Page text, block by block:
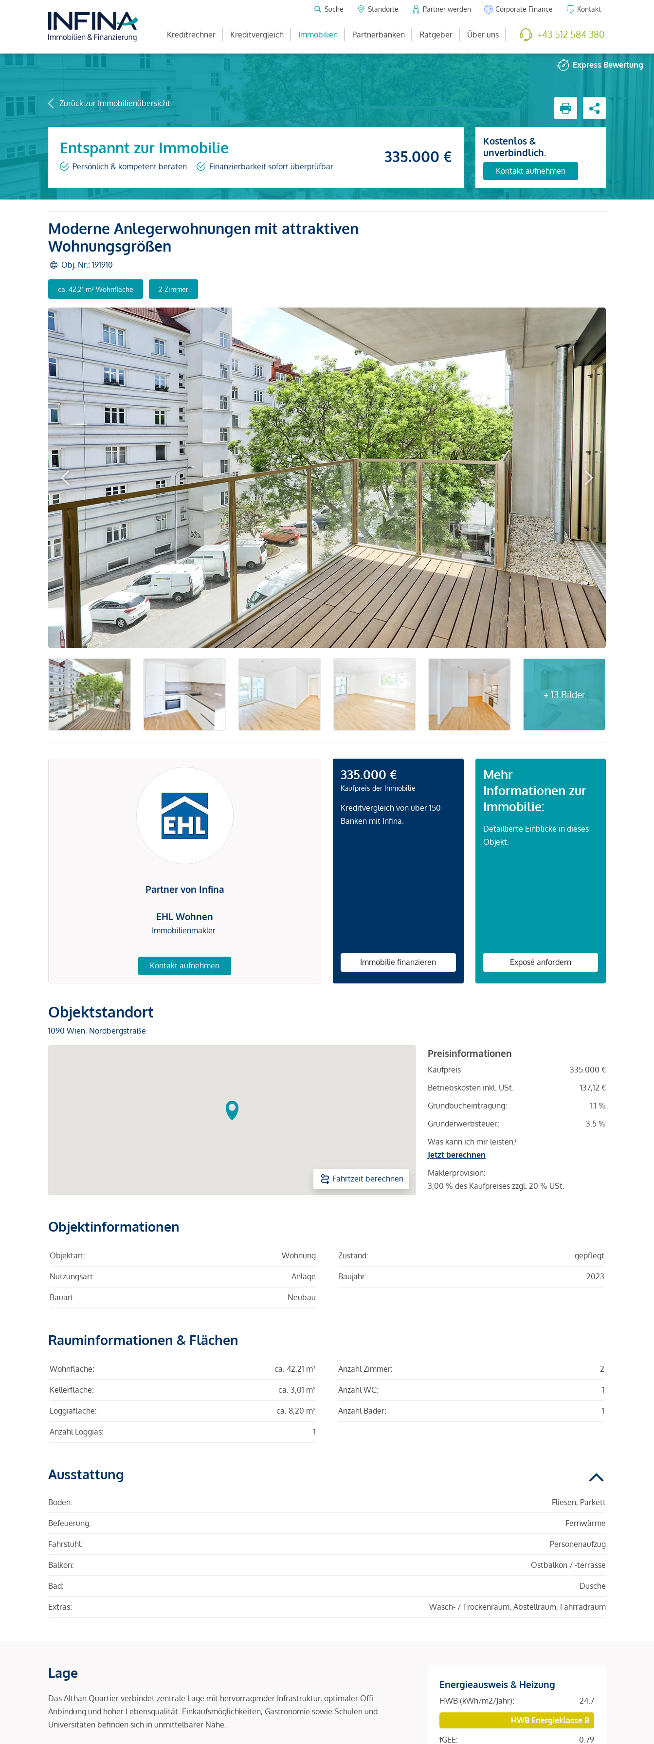
Suche Standorte Partner werden Corporate Finance Kontakt
Kreditrechner Kreditvergleich Immobilien Partnerbanken Ratgeber Über uns +43 512 584 380
Express Bewertung
Zurück zur Immobilienübersicht
Entspannt zur Immobilie
Persönlich & kompetent beraten Finanzierbarkeit sofort überprüfbar
335.000 €
Kostenlos &
unverbindlich.
Kontakt aufnehmen
+ 13 Bilder
Moderne Anlegerwohnungen mit attraktiven
Wohnungsgrößen
Obj. Nr.: 191910
ca. 42,21 m² Wohnfläche 2 Zimmer
Partner von Infina
EHL Wohnen
Immobilienmakler
Kontakt aufnehmen
335.000 €
Kaufpreis der Immobilie
Kreditvergleich von über 150
Banken mit Infina.
Immobilie finanzieren
Mehr
Informationen zur
Immobilie:
Detaillierte Einblicke in dieses
Objekt.
Exposé anfordern
Objektstandort
1090 Wien, Nordbergstraße
Fahrtzeit berechnen
Preisinformationen
Kaufpreis
335.000 €
Betriebskosten inkl. USt.
137,12 €
Grundbucheintragung:
1.1 %
Grunderwerbsteuer:
3.5 %
Was kann ich mir leisten?
Jetzt berechnen
Maklerprovision:
3,00 % des Kaufpreises zzgl. 20 % USt.
Objektinformationen
Objektart: Wohnung
Nutzungsart: Anlage
Bauart: Neubau
Zustand: gepflegt
Baujahr: 2023
Rauminformationen & Flächen
Wohnfläche: ca. 42,21 m²
Kellerfläche: ca. 3,01 m²
Loggiafläche: ca. 8,20 m²
Anzahl Loggias: 1
Anzahl Zimmer: 2
Anzahl WC: 1
Anzahl Bäder: 1
Ausstattung
Boden: Fliesen, Parkett
Befeuerung: Fernwärme
Fahrstuhl: Personenaufzug
Balkon: Ostbalkon / -terrasse
Bad: Dusche
Extras: Wasch- / Trockenraum, Abstellraum, Fahrradraum
Lage
Das Althan Quartier verbindet zentrale Lage mit hervorragender Infrastruktur, optimaler Öffi-
Anbindung und hoher Lebensqualität. Einkaufsmöglichkeiten, Gastronomie sowie Schulen und
Universitäten befinden sich in unmittelbarer Nähe.
Energieausweis & Heizung
HWB (kWh/m2/Jahr):
24.7
HWB Energieklasse B
fGEE:
0.79